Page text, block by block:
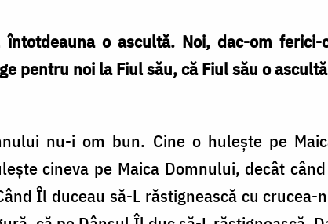
întotdeauna o ascultă. Noi, dac-om
pentru noi la Fiul său, că Fiul său o
nu-i om bun. Cine o hulește pe
cineva pe Maica Domnului, decât
Îl duceau să-L răstignească cu